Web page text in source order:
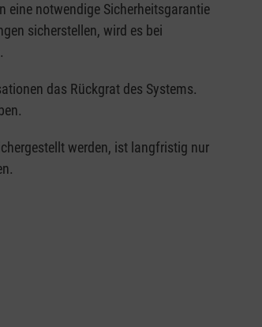
eine notwendige Sicherheitsgarantie
sicherstellen, wird es bei
das Rückgrat des Systems.
werden, ist langfristig nur